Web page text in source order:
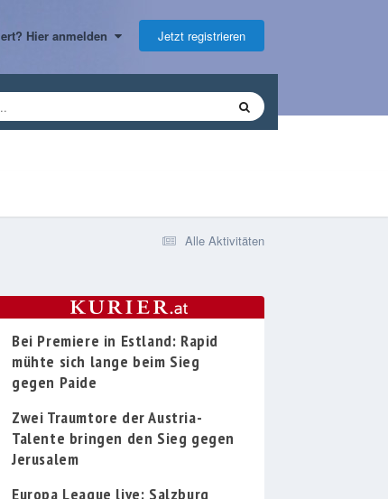
Hier anmelden Jetzt registrieren
Alle Aktivitäten
Bei Premiere in Estland: Rapid
mühte sich lange beim Sieg
gegen Paide
Zwei Traumtore der Austria-
Talente bringen den Sieg gegen
Jerusalem
Europa League live: Salzburg